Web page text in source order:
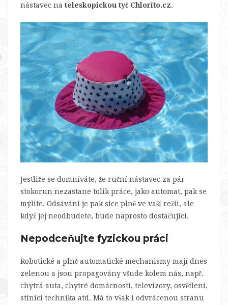
nástavec na teleskopickou tyč Chlorito.cz.
Jestliže se domníváte, že ruční nástavec za pár
stokorun nezastane tolik práce, jako automat, pak se
mýlíte. Odsávání je pak sice plně ve vaší režii, ale
když jej neodbudete, bude naprosto dostačující.
Nepodceňujte fyzickou práci
Robotické a plně automatické mechanismy mají dnes
zelenou a jsou propagovány všude kolem nás, např.
chytrá auta, chytré domácnosti, televizory, osvětlení,
stínící technika atd. Má to však i odvrácenou stranu